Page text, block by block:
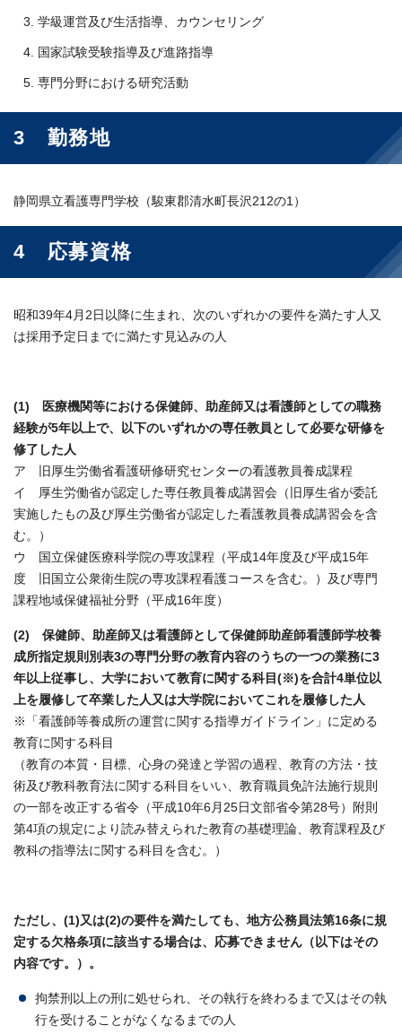
学級運営及び生活指導、カウンセリング
国家試験受験指導及び進路指導
専門分野における研究活動
3 勤務地
静岡県立看護専門学校（駿東郡清水町長沢212の1）
4 応募資格
昭和39年4月2日以降に生まれ、次のいずれかの要件を満たす人又
は採用予定日までに満たす見込みの人
(1) 医療機関等における保健師、助産師又は看護師としての職務
経験が5年以上で、以下のいずれかの専任教員として必要な研修を
修了した人
ア 旧厚生労働省看護研修研究センターの看護教員養成課程
イ 厚生労働省が認定した専任教員養成講習会（旧厚生省が委託
実施したもの及び厚生労働省が認定した看護教員養成講習会を含
む。）
ウ 国立保健医療科学院の専攻課程（平成14年度及び平成15年
度 旧国立公衆衛生院の専攻課程看護コースを含む。）及び専門
課程地域保健福祉分野（平成16年度）
(2) 保健師、助産師又は看護師として保健師助産師看護師学校養
成所指定規則別表3の専門分野の教育内容のうちの一つの業務に3
年以上従事し、大学において教育に関する科目(※)を合計4単位以
上を履修して卒業した人又は大学院においてこれを履修した人
※「看護師等養成所の運営に関する指導ガイドライン」に定める
教育に関する科目
（教育の本質・目標、心身の発達と学習の過程、教育の方法・技
術及び教科教育法に関する科目をいい、教育職員免許法施行規則
の一部を改正する省令（平成10年6月25日文部省令第28号）附則
第4項の規定により読み替えられた教育の基礎理論、教育課程及び
教科の指導法に関する科目を含む。）
ただし、(1)又は(2)の要件を満たしても、地方公務員法第16条に規
定する欠格条項に該当する場合は、応募できません（以下はその
内容です。）。
拘禁刑以上の刑に処せられ、その執行を終わるまで又はその執
行を受けることがなくなるまでの人